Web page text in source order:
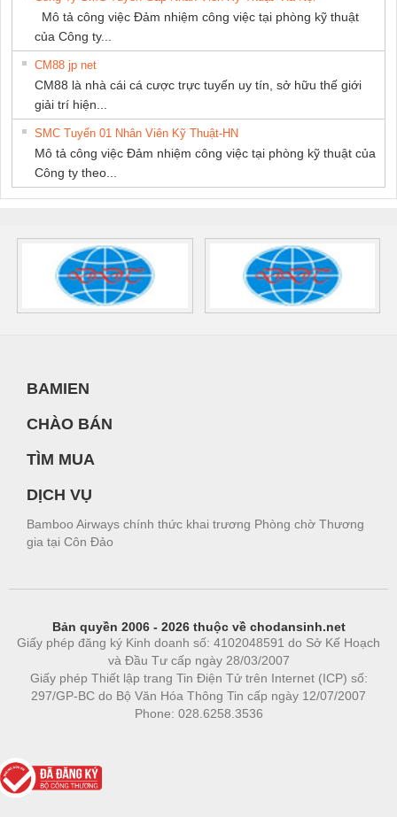
Mô tả công việc Đảm nhiệm công việc tại phòng kỹ thuật
của Công ty...
CM88 jp net
CM88 là nhà cái cá cược trực tuyến uy tín, sở hữu thế giới
giải trí hiện...
SMC Tuyển 01 Nhân Viên Kỹ Thuật-HN
Mô tả công việc Đảm nhiệm công việc tại phòng kỹ thuật của
Công ty theo...
BAMIEN
CHÀO BÁN
TÌM MUA
DỊCH VỤ
Bamboo Airways chính thức khai trương Phòng chờ Thương
gia tại Côn Đảo
Bản quyền 2006 - 2026 thuộc về chodansinh.net
Giấy phép đăng ký Kinh doanh số: 4102048591 do Sở Kế Hoạch
và Đầu Tư cấp ngày 28/03/2007
Giấy phép Thiết lập trang Tin Điện Tử trên Internet (ICP) số:
297/GP-BC do Bộ Văn Hóa Thông Tin cấp ngày 12/07/2007
Phone: 028.6258.3536